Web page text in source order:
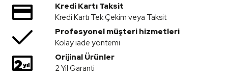
Kredi Kartı Taksit
Kredi Kartı Tek Çekim veya Taksit
Profesyonel müşteri hizmetleri
Kolay iade yöntemi
Orijinal Ürünler
2 Yıl Garanti